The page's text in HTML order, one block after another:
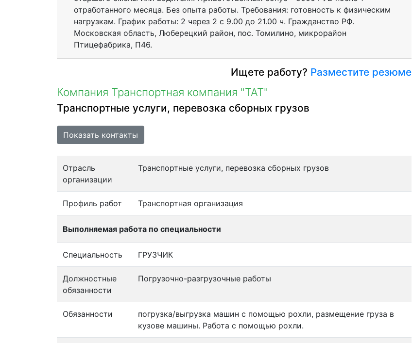
отработанного месяца. Без опыта работы. Требования: готовность к физическим
нагрузкам. График работы: 2 через 2 с 9.00 до 21.00 ч. Гражданство РФ.
Московская область, Люберецкий район, пос. Томилино, микрорайон
Птицефабрика, П46.
Ищете работу? Разместите резюме
Компания Транспортная компания "ТАТ"
Транспортные услуги, перевозка сборных грузов
Показать контакты
Отрасль
организации
Транспортные услуги, перевозка сборных грузов
Профиль работ Транспортная организация
Выполняемая работа по специальности
Специальность ГРУЗЧИК
Должностные
обязанности
Погрузочно-разгрузочные работы
Обязанности
погрузка/выгрузка машин с помощью рохли, размещение груза в
кузове машины. Работа с помощью рохли.